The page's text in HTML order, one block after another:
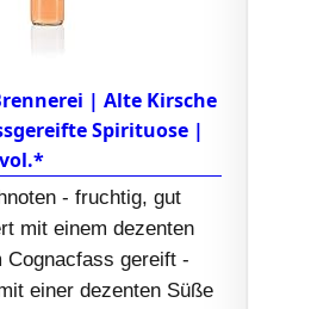
| Alte Kirsche
Spirituose |
vol.*
- fruchtig, gut
mit einem dezenten
Cognacfass gereift -
einer dezenten Süße